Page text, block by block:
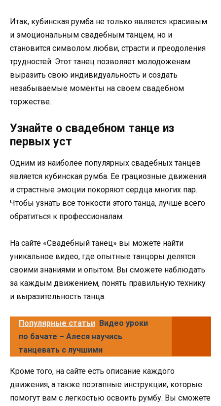
Итак, кубинская румба не только является красивым
и эмоциональным свадебным танцем, но и
становится символом любви, страсти и преодоления
трудностей. Этот танец позволяет молодоженам
выразить свою индивидуальность и создать
незабываемые моменты на своем свадебном
торжестве.
Узнайте о свадебном танце из
первых уст
Одним из наиболее популярных свадебных танцев
является кубинская румба. Ее грациозные движения
и страстные эмоции покоряют сердца многих пар.
Чтобы узнать все тонкости этого танца, лучше всего
обратиться к профессионалам.
На сайте «Свадебный танец» вы можете найти
уникальное видео, где опытные танцоры делятся
своими знаниями и опытом. Вы сможете наблюдать
за каждым движением, понять правильную технику
и выразительность танца.
Популярные статьи Видео уроки
по бачате – Алеся научись
танцевать с лучшими
Кроме того, на сайте есть описание каждого
движения, а также поэтапные инструкции, которые
помогут вам с легкостью освоить румбу. Вы сможете